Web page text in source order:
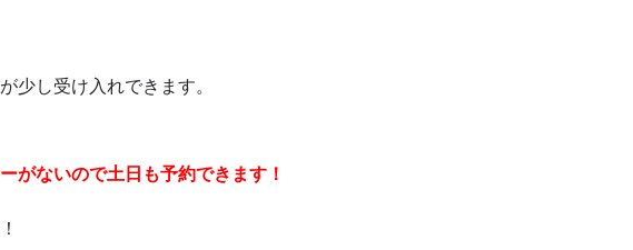
少し受け入れできます。
がないので土日も予約できます！